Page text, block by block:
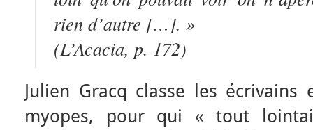
rien d’autre […]. »
(L’Acacia, p. 172)
Julien Gracq classe les
myopes, pour qui « tout